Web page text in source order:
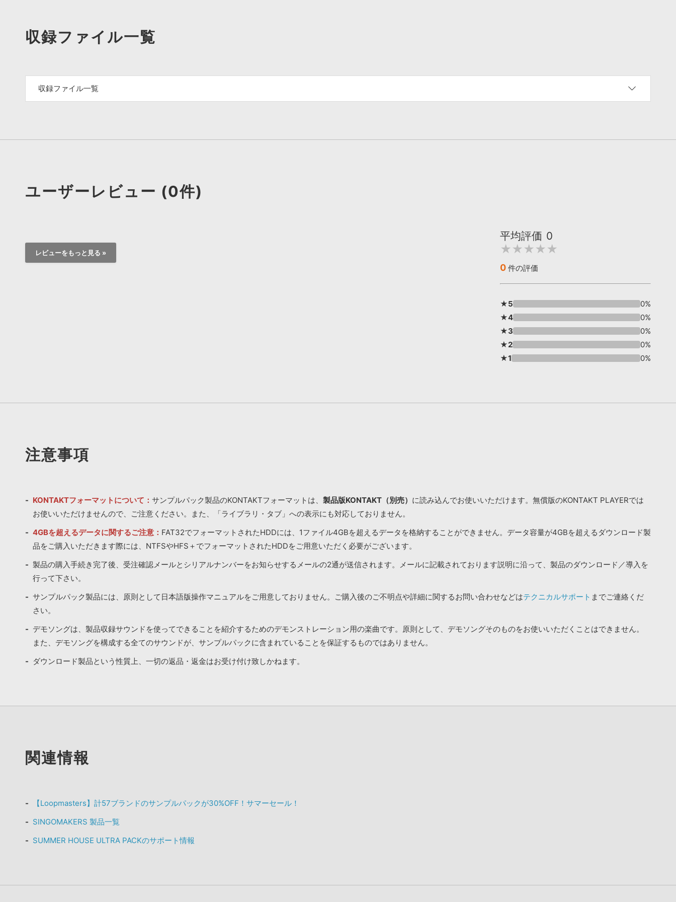
収録ファイル一覧
収録ファイル一覧
ユーザーレビュー (0件)
平均評価 0
★★★★★
0 件の評価
★5
0%
★4
0%
★3
0%
★2
0%
★1
0%
レビューをもっと見る »
注意事項
KONTAKTフォーマットについて： サンプルパック製品のKONTAKTフォーマットは、 製品版KONTAKT（別売） に読み込んでお使いいただけます。無償版のKONTAKT PLAYERでは
お使いいただけませんので、ご注意ください。また、「ライブラリ・タブ」への表示にも対応しておりません。
4GBを超えるデータに関するご注意： FAT32でフォーマットされたHDDには、1ファイル4GBを超えるデータを格納することができません。データ容量が4GBを超えるダウンロード製
品をご購入いただきます際には、NTFSやHFS＋でフォーマットされたHDDをご用意いただく必要がございます。
製品の購入手続き完了後、受注確認メールとシリアルナンバーをお知らせするメールの2通が送信されます。メールに記載されております説明に沿って、製品のダウンロード／導入を
行って下さい。
サンプルパック製品には、原則として日本語版操作マニュアルをご用意しておりません。ご購入後のご不明点や詳細に関するお問い合わせなどはテクニカルサポート までご連絡くだ
さい。
デモソングは、製品収録サウンドを使ってできることを紹介するためのデモンストレーション用の楽曲です。原則として、デモソングそのものをお使いいただくことはできません。
また、デモソングを構成する全てのサウンドが、サンプルパックに含まれていることを保証するものではありません。
ダウンロード製品という性質上、一切の返品・返金はお受け付け致しかねます。
関連情報
【Loopmasters】計57ブランドのサンプルパックが30%OFF！サマーセール！
SINGOMAKERS 製品一覧
SUMMER HOUSE ULTRA PACKのサポート情報